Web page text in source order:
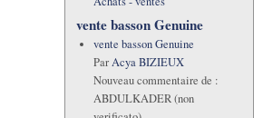
vente basson Genuine
vente basson Genuine
ParAcya BIZIEUX
Nouveau commentaire de :
ABDULKADER (non